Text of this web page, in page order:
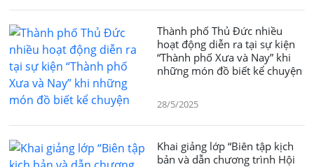
Thành phố Thủ Đức nhiều
hoạt động diễn ra tại sự kiện
“Thành phố Xưa và Nay” khi
những món đồ biết kể chuyện
28/5/2025
Khai giảng lớp “Biên tập kịch
bản và dẫn chương trình Hội